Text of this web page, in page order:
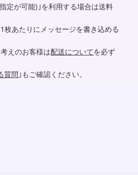
定が可能)｣を利用する場合は送料
枚あたりにメッセージを書き込める
えのお客様は配送についてを必ず
質問 ｣もご確認ください。